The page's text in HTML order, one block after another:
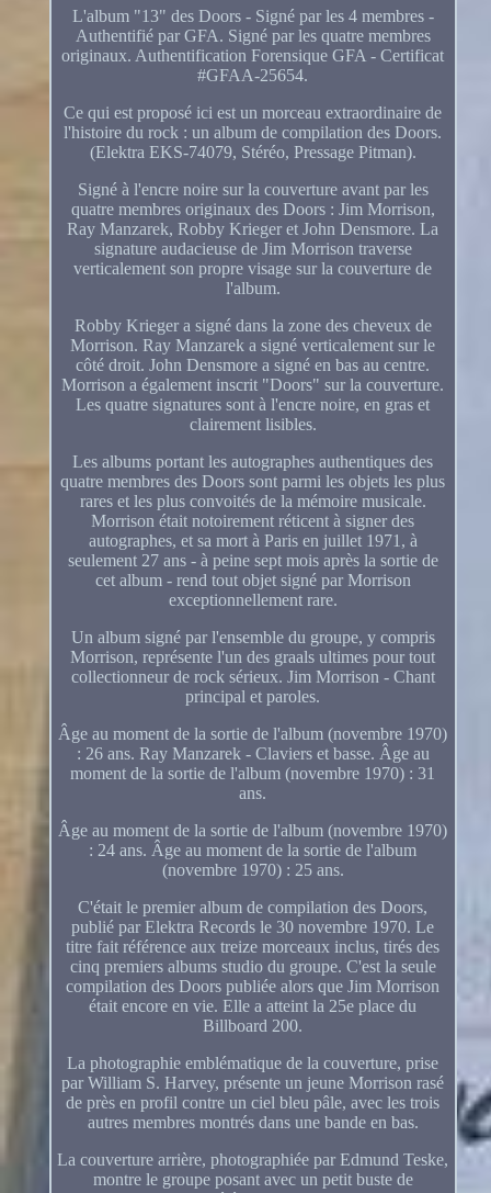
L'album "13" des Doors - Signé par les 4 membres -
Authentifié par GFA. Signé par les quatre membres
originaux. Authentification Forensique GFA - Certificat
#GFAA-25654.
Ce qui est proposé ici est un morceau extraordinaire de
l'histoire du rock : un album de compilation des Doors.
(Elektra EKS-74079, Stéréo, Pressage Pitman).
Signé à l'encre noire sur la couverture avant par les
quatre membres originaux des Doors : Jim Morrison,
Ray Manzarek, Robby Krieger et John Densmore. La
signature audacieuse de Jim Morrison traverse
verticalement son propre visage sur la couverture de
l'album.
Robby Krieger a signé dans la zone des cheveux de
Morrison. Ray Manzarek a signé verticalement sur le
côté droit. John Densmore a signé en bas au centre.
Morrison a également inscrit "Doors" sur la couverture.
Les quatre signatures sont à l'encre noire, en gras et
clairement lisibles.
Les albums portant les autographes authentiques des
quatre membres des Doors sont parmi les objets les plus
rares et les plus convoités de la mémoire musicale.
Morrison était notoirement réticent à signer des
autographes, et sa mort à Paris en juillet 1971, à
seulement 27 ans - à peine sept mois après la sortie de
cet album - rend tout objet signé par Morrison
exceptionnellement rare.
Un album signé par l'ensemble du groupe, y compris
Morrison, représente l'un des graals ultimes pour tout
collectionneur de rock sérieux. Jim Morrison - Chant
principal et paroles.
Âge au moment de la sortie de l'album (novembre 1970)
: 26 ans. Ray Manzarek - Claviers et basse. Âge au
moment de la sortie de l'album (novembre 1970) : 31
ans.
Âge au moment de la sortie de l'album (novembre 1970)
: 24 ans. Âge au moment de la sortie de l'album
(novembre 1970) : 25 ans.
C'était le premier album de compilation des Doors,
publié par Elektra Records le 30 novembre 1970. Le
titre fait référence aux treize morceaux inclus, tirés des
cinq premiers albums studio du groupe. C'est la seule
compilation des Doors publiée alors que Jim Morrison
était encore en vie. Elle a atteint la 25e place du
Billboard 200.
La photographie emblématique de la couverture, prise
par William S. Harvey, présente un jeune Morrison rasé
de près en profil contre un ciel bleu pâle, avec les trois
autres membres montrés dans une bande en bas.
La couverture arrière, photographiée par Edmund Teske,
montre le groupe posant avec un petit buste de